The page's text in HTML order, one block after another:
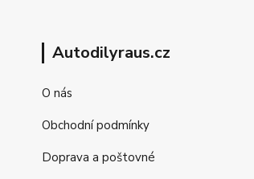
Autodilyraus.cz
O nás
Obchodní podmínky
Doprava a poštovné